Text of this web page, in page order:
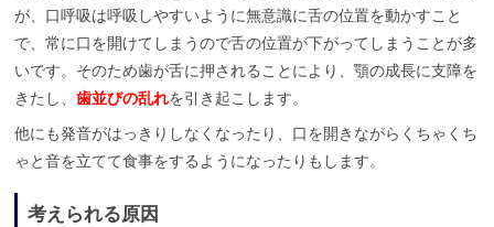
が、口呼吸は呼吸しやすいように無意識に舌の位置を動かすこと
で、常に口を開けてしまうので舌の位置が下がってしまうことが多
いです。そのため歯が舌に押されることにより、顎の成長に支障を
きたし、歯並びの乱れを引き起こします。
他にも発音がはっきりしなくなったり、口を開きながらくちゃくち
ゃと音を立てて食事をするようになったりもします。
考えられる原因